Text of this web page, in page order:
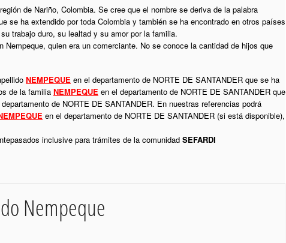
de Nariño, Colombia. Se cree que el nombre se deriva de la palabra
se ha extendido por toda Colombia y también se ha encontrado en otros países
trabajo duro, su lealtad y su amor por la familia.
quien era un comerciante. No se conoce la cantidad de hijos que
NEMPEQUE en el departamento de NORTE DE SANTANDER que se ha
de la familia NEMPEQUE en el departamento de NORTE DE SANTANDER que
de NORTE DE SANTANDER. En nuestras referencias podrá
en el departamento de NORTE DE SANTANDER (si está disponible),
inclusive para trámites de la comunidad SEFARDI
Nempeque